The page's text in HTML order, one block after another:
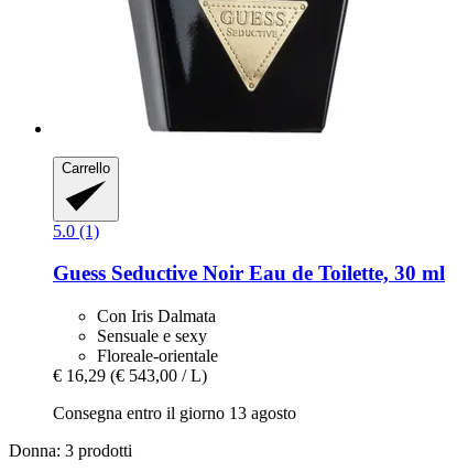
Carrello
5.0 (1)
Guess Seductive Noir Eau de Toilette, 30 ml
Con Iris Dalmata
Sensuale e sexy
Floreale-orientale
€ 16,29 (€ 543,00 / L)
Consegna entro il giorno 13 agosto
Donna: 3 prodotti